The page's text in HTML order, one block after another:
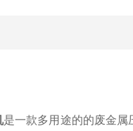
是一款多用途的的废金